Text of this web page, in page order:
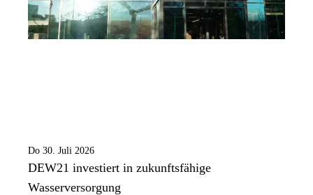
Do 30. Juli 2026
DEW21 investiert in zukunftsfähige
Wasserversorgung